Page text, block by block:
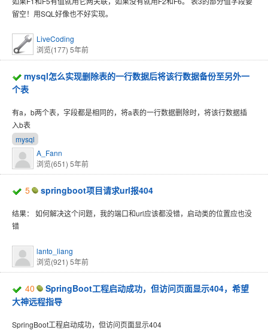
留空！用SQL好像也不好实现。
LiveCoding
浏览(177) 5年前
mysql怎么实现删除表的一行数据后将该行数据备份至另外一
个表
有a，b两个表，字段都是相同的，将a表的一行数据删除时，将该行数据插
入b表
mysql
A_Fann
浏览(651) 5年前
5 springboot项目请求url报404
结果： 如何解决这个问题，我的端口和url应该都没错，启动类的位置应也没
错
lanto_liang
浏览(921) 5年前
40
SpringBoot工程启动成功，但访问页面显示404，希望
大神远程指导
SpringBoot工程启动成功，但访问页面显示404